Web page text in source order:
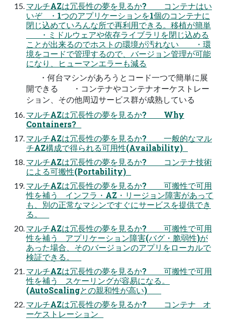
マルチAZは冗長性の夢を見るか? コンテナはい
いぞ ・1つのアプリケーションを1個のコンテナに
閉じ込めていろんな所で再利用できる。移植が簡単
・ミドルウェアや依存ライブラリを閉じ込める
ことが出来るのでホストの環境が汚れない ・環
境をコードで管理するので、バージョン管理が可能
になり、ヒューマンエラーも減る
・何台マシンがあろうとコード一つで簡単に展
開できる ・コンテナやコンテナオーケストレー
ション、その他周辺サービス群が成熟している
マルチAZは冗長性の夢を見るか? Why
Containers?
マルチAZは冗長性の夢を見るか? 一般的なマル
チAZ構成で得られる可用性(Availability)
マルチAZは冗長性の夢を見るか? コンテナ技術
による可搬性(Portability)
マルチAZは冗長性の夢を見るか? 可搬性で可用
性を補う インフラ・AZ・リージョン障害があって
も、別の正常なマシンですぐにサービスを提供でき
る。
マルチAZは冗長性の夢を見るか? 可搬性で可用
性を補う アプリケーション障害(バグ・脆弱性)が
あった場合、そのバージョンのアプリをローカルで
検証できる。
マルチAZは冗長性の夢を見るか? 可搬性で可用
性を補う スケーリングが容易になる。
(AutoScalingとの親和性が高い)
マルチAZは冗長性の夢を見るか? コンテナ オ
ーケストレーション